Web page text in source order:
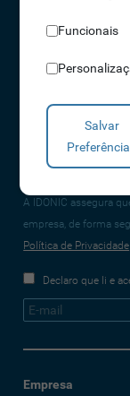
(chamada para a rede fixa
A IDONIC assegura
empresa, de forma
Política de Privacidade
Declaro que li e
Empresa
Funcionais
Salvar